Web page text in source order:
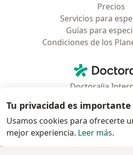
Precios
Servicios para
Guías para
Condiciones de los
Doctoralia
08019 Barcelona,
Tu privacidad es importante
Usamos cookies para ofrecerte
mejor experiencia. Leer más.